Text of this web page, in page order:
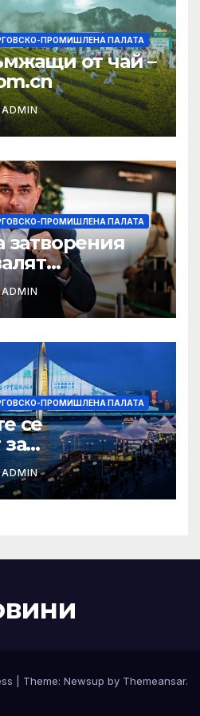
ПРОМИШЛЕНА ПАЛАТА
от чай –
ADMIN
ПРОМИШЛЕНА ПАЛАТА
затворения
Флавио
президент на
ADMIN
ПРОМИШЛЕНА ПАЛАТА
се
растеж на
сектор
ADMIN
Theme: Newsup by Themeansar.